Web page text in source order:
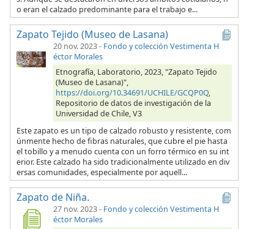
o eran el calzado predominante para el trabajo e...
Zapato Tejido (Museo de Lasana)
20 nov. 2023- Fondo y colección Vestimenta H
éctor Morales
Etnografía, Laboratorio, 2023, "Zapato Tejido
(Museo de Lasana)",
https://doi.org/10.34691/UCHILE/GCQP0Q,
Repositorio de datos de investigación de la
Universidad de Chile, V3
Este zapato es un tipo de calzado robusto y resistente, com
únmente hecho de fibras naturales, que cubre el pie hasta
el tobillo y a menudo cuenta con un forro térmico en su int
erior. Este calzado ha sido tradicionalmente utilizado en div
ersas comunidades, especialmente por aquell...
Zapato de Niña.
27 nov. 2023- Fondo y colección Vestimenta H
éctor Morales